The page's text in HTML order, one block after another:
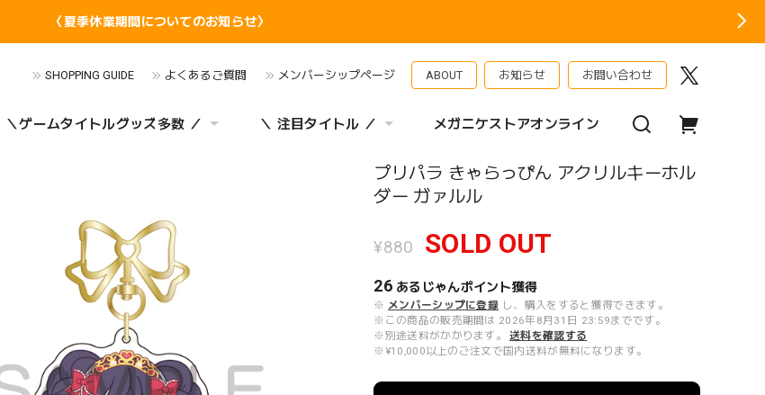
〈夏季休業期間についてのお知らせ〉
SHOPPING GUIDE よくあるご質問 メンバーシップページ ABOUT お知らせ お問い合わせ
＼ゲームタイトルグッズ多数 ／ ＼ 注目タイトル ／ メガニケストアオンライン
プリパラ きゃらっぴん アクリルキーホル
ダー ガァルル
¥880 SOLD OUT
26 あるじゃんポイント獲得
※ メンバーシップに登録 し、購入をすると獲得できます。
※この商品の販売期間は 2026年8月31日 23:59までです。
※別途送料がかかります。
送料を確認する
※¥10,000以上のご注文で国内送料が無料になります。